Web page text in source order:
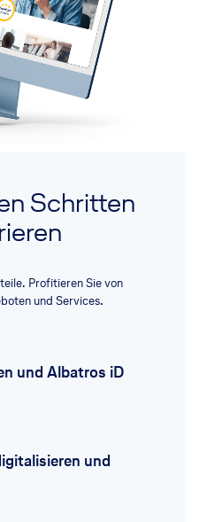
Schritten
Profitieren Sie von
und Services.
und Albatros iD
und